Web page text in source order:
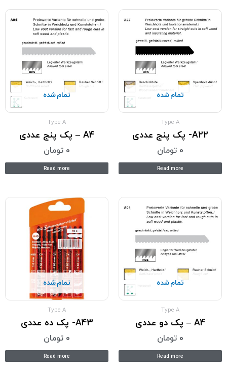
تمام شده
Type A
A22- پک پنج عددی
0 تومان
Read more
تمام شده
Type A
A4 – پک پنج عددی
0 تومان
Read more
تمام شده
Type A
A4 – پک دو عددی
0 تومان
Read more
تمام شده
Type A
A43- پک ده عددی
0 تومان
Read more